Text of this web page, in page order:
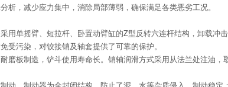
析，减少应力集中，消除局部薄弱，确保满足各类恶劣工况。
用单摇臂、短拉杆、卧置动臂缸的Z型反转六连杆结构，卸载冲
受污染，对铰接销及轴套提供了可靠的保护。
磨板制造，铲斗使用寿命长。销轴润滑方式采用从法兰处注油，